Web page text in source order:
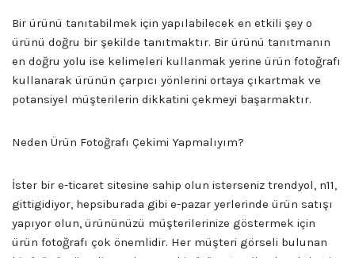
Bir ürünü tanıtabilmek için yapılabilecek en etkili şey o
ürünü doğru bir şekilde tanıtmaktır. Bir ürünü tanıtmanın
en doğru yolu ise kelimeleri kullanmak yerine ürün fotoğrafı
kullanarak ürünün çarpıcı yönlerini ortaya çıkartmak ve
potansiyel müşterilerin dikkatini çekmeyi başarmaktır.
Neden Ürün Fotoğrafı Çekimi Yapmalıyım?
İster bir e-ticaret sitesine sahip olun isterseniz trendyol, n11,
gittigidiyor, hepsiburada gibi e-pazar yerlerinde ürün satışı
yapıyor olun, ürününüzü müşterilerinize göstermek için
ürün fotoğrafı çok önemlidir. Her müşteri görseli bulunan